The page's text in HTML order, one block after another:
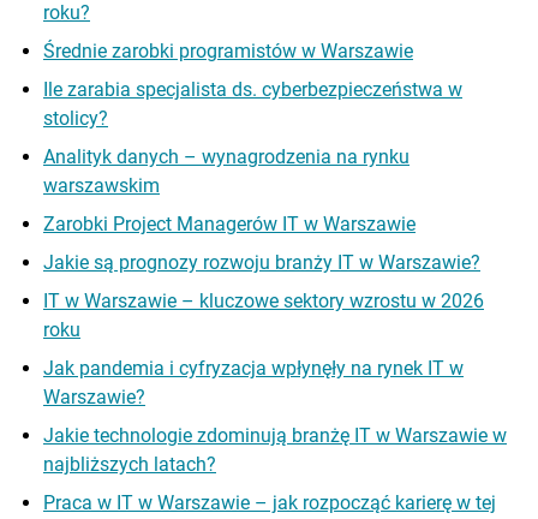
roku?
Średnie zarobki programistów w Warszawie
Ile zarabia specjalista ds. cyberbezpieczeństwa w
stolicy?
Analityk danych – wynagrodzenia na rynku
warszawskim
Zarobki Project Managerów IT w Warszawie
Jakie są prognozy rozwoju branży IT w Warszawie?
IT w Warszawie – kluczowe sektory wzrostu w 2026
roku
Jak pandemia i cyfryzacja wpłynęły na rynek IT w
Warszawie?
Jakie technologie zdominują branżę IT w Warszawie w
najbliższych latach?
Praca w IT w Warszawie – jak rozpocząć karierę w tej